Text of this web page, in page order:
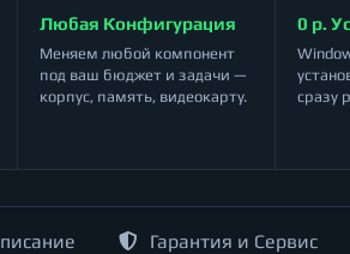
Любая Конфигурация
Меняем любой компонент
под ваш бюджет и задачи —
корпус, память, видеокарту.
0 р.
сразу
Гарантия и Сервис